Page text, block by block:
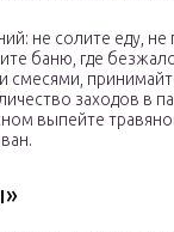
не солите еду, не
баню, где
смесями,
заходов в
выпейте